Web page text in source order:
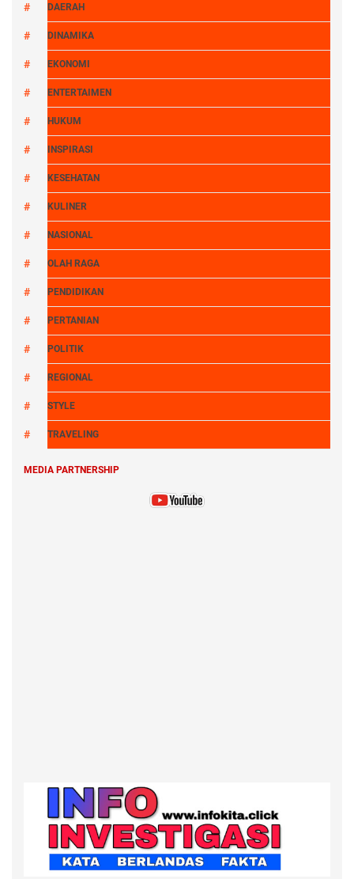
DAERAH
DINAMIKA
EKONOMI
ENTERTAIMEN
HUKUM
INSPIRASI
KESEHATAN
KULINER
NASIONAL
OLAH RAGA
PENDIDIKAN
PERTANIAN
POLITIK
REGIONAL
STYLE
TRAVELING
MEDIA PARTNERSHIP